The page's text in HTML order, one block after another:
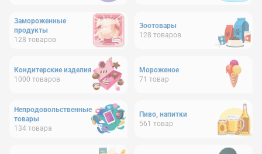
Замороженные
продукты
128 товаров
Зоотовары
128 товаров
Кондитерские изделия
1000 товаров
Мороженое
71 товар
Непродовольственные
товары
134 товара
Пиво, напитки
561 товар